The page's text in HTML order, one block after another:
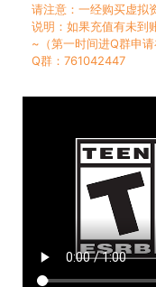
请注意：一经购买虚拟
说明：如果充值有未到
~（第一时间进Q群申请
Q群：761042447